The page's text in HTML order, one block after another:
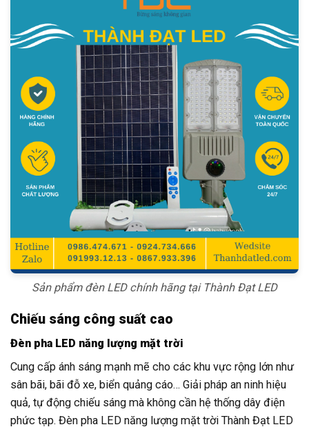
Sản phẩm đèn LED chính hãng tại Thành Đạt LED
Chiếu sáng công suất cao
Đèn pha LED năng lượng mặt trời
Cung cấp ánh sáng mạnh mẽ cho các khu vực rộng lớn như
sân bãi, bãi đỗ xe, biển quảng cáo… Giải pháp an ninh hiệu
quả, tự động chiếu sáng mà không cần hệ thống dây điện
phức tạp. Đèn pha LED năng lượng mặt trời Thành Đạt LED